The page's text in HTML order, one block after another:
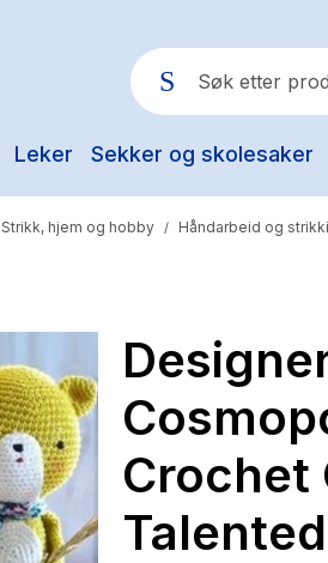
Leker Sekker og skolesaker
Populære søk
Yesteryear
Elizabeth
Hitster
Hypopressiv
The
Strikk, hjem og hobby / Håndarbeid og
Crochet